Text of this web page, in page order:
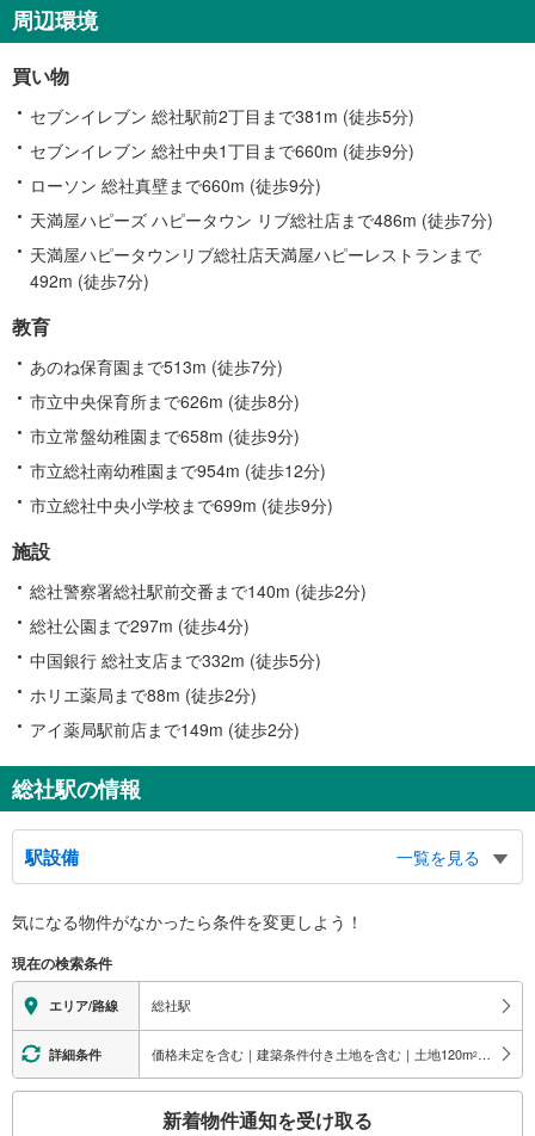
す
る
報
周辺環境
買い物
セブンイレブン 総社駅前2丁目まで381m (徒歩5分)
セブンイレブン 総社中央1丁目まで660m (徒歩9分)
ローソン 総社真壁まで660m (徒歩9分)
天満屋ハピーズ ハピータウン リブ総社店まで486m (徒歩7分)
天満屋ハピータウンリブ総社店天満屋ハピーレストランまで
492m (徒歩7分)
教育
あのね保育園まで513m (徒歩7分)
市立中央保育所まで626m (徒歩8分)
市立常盤幼稚園まで658m (徒歩9分)
市立総社南幼稚園まで954m (徒歩12分)
市立総社中央小学校まで699m (徒歩9分)
施設
総社警察署総社駅前交番まで140m (徒歩2分)
総社公園まで297m (徒歩4分)
中国銀行 総社支店まで332m (徒歩5分)
ホリエ薬局まで88m (徒歩2分)
アイ薬局駅前店まで149m (徒歩2分)
総社駅の情報
駅設備
一覧を見る
※段差なしでの移動経路
【ＪＲ西日本】：○
【井原鉄道】
地上⇔改札：○
改札⇔ホーム：×
エレベータ
【ＪＲ】
気になる物件がなかったら条件を変更しよう！
現在の検索条件
エリア/路線 総社駅
詳細条件 価格未定を含む｜建築条件付き土地を含む｜土地120m2 以上
新着物件通知を受け取る